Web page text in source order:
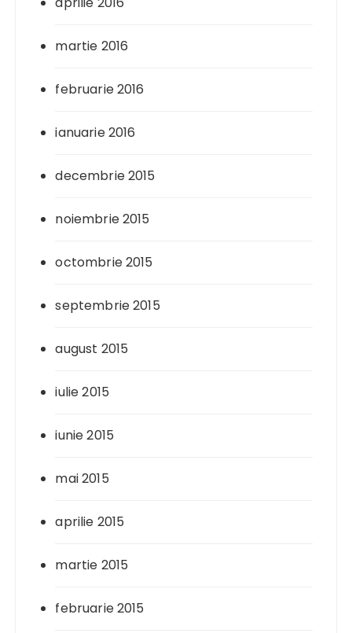
martie 2016
februarie 2016
ianuarie 2016
decembrie 2015
noiembrie 2015
octombrie 2015
septembrie 2015
august 2015
iulie 2015
iunie 2015
mai 2015
aprilie 2015
martie 2015
februarie 2015